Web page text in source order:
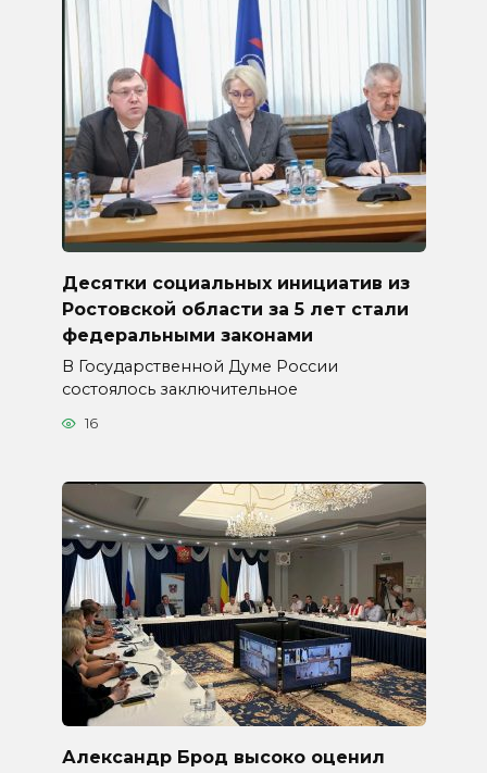
Десятки социальных инициатив из
Ростовской области за 5 лет стали
федеральными законами
В Государственной Думе России
состоялось заключительное
16
Александр Брод высоко оценил